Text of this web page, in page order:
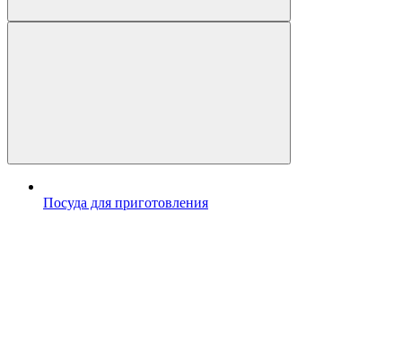
Посуда для приготовления